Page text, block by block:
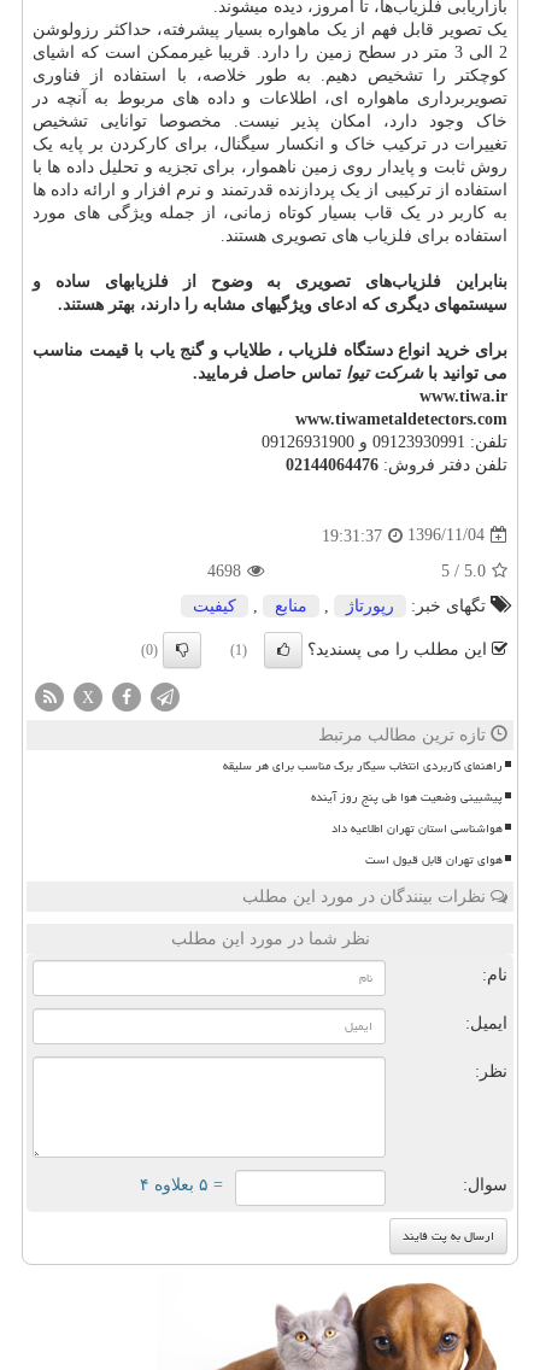
بازاریابی فلزیاب‌ها، تا امروز، دیده میشوند.
یک تصویر قابل فهم از یک ماهواره بسیار پیشرفته، حداکثر رزولوشن
2 الی 3 متر در سطح زمین را دارد. قریبا غیرممکن است که اشیای
کوچکتر را تشخیص دهیم. به طور خلاصه، با استفاده از فناوری
تصویربرداری ماهواره ای، اطلاعات و داده های مربوط به آنچه در
خاک وجود دارد، امکان پذیر نیست. مخصوصا توانایی تشخیص
تغییرات در ترکیب خاک و انکسار سیگنال، برای کارکردن بر پایه یک
روش ثابت و پایدار روی زمین ناهموار، برای تجزیه و تحلیل داده ها با
استفاده از ترکیبی از یک پردازنده قدرتمند و نرم افزار و ارائه داده ها
به کاربر در یک قاب بسیار کوتاه زمانی، از جمله ویژگی های مورد
استفاده برای فلزیاب های تصویری هستند.
بنابراین فلزیاب‌های تصویری به وضوح از فلزیابهای ساده و
سیستمهای دیگری که ادعای ویژگیهای مشابه را دارند، بهتر هستند.
برای خرید انواع دستگاه فلزیاب ، طلایاب و گنج یاب با قیمت مناسب
می توانید باشرکت تیوا تماس حاصل فرمایید.
www.tiwa.ir
www.tiwametaldetectors.com
تلفن: 09123930991 و 09126931900
تلفن دفتر فروش: 02144064476
1396/11/04
19:31:37
5.0
/
5
4698
تگهای خبر:
رپورتاژ منابع كیفیت
این مطلب را می پسندید؟ (1)
(0)
X
تازه ترین مطالب مرتبط
راهنمای کاربردی انتخاب سیگار برگ مناسب برای هر سلیقه
پیشبینی وضعیت هوا طی پنج روز آینده
هواشناسی استان تهران اطلاعیه داد
هوای تهران قابل قبول است
نظرات بینندگان در مورد این مطلب
نظر شما در مورد این مطلب
نام:
ایمیل:
نظر:
سوال: = ۵ بعلاوه ۴